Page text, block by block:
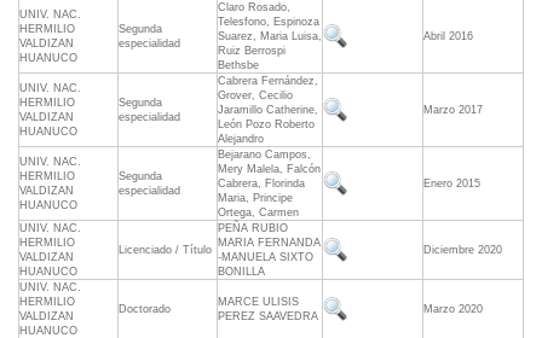
UNIV. NAC.
HERMILIO
VALDIZAN
HUANUCO
Segunda
especialidad
Claro Rosado,
Telesfono, Espinoza
Suarez, Maria Luisa,
Ruiz Berrospi
Bethsbe
Abril 2016
UNIV. NAC.
HERMILIO
VALDIZAN
HUANUCO
Segunda
especialidad
Cabrera Fernández,
Grover, Cecilio
Jaramillo Catherine,
León Pozo Roberto
Alejandro
Marzo 2017
UNIV. NAC.
HERMILIO
VALDIZAN
HUANUCO
Segunda
especialidad
Bejarano Campos,
Mery Malela, Falcón
Cabrera, Florinda
Maria, Principe
Ortega, Carmen
Enero 2015
UNIV. NAC.
HERMILIO
VALDIZAN
HUANUCO
Licenciado / Título
PEÑA RUBIO
MARIA FERNANDA
-MANUELA SIXTO
BONILLA
Diciembre 2020
UNIV. NAC.
HERMILIO
VALDIZAN
HUANUCO
Doctorado
MARCE ULISIS
PEREZ SAAVEDRA
Marzo 2020